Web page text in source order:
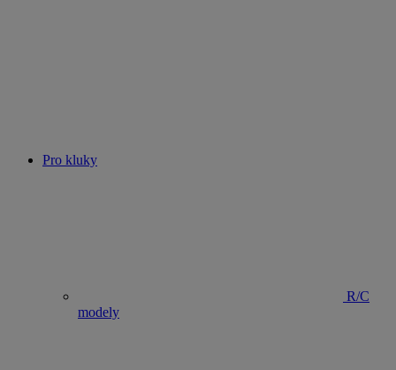
Pro kluky
R/C
modely